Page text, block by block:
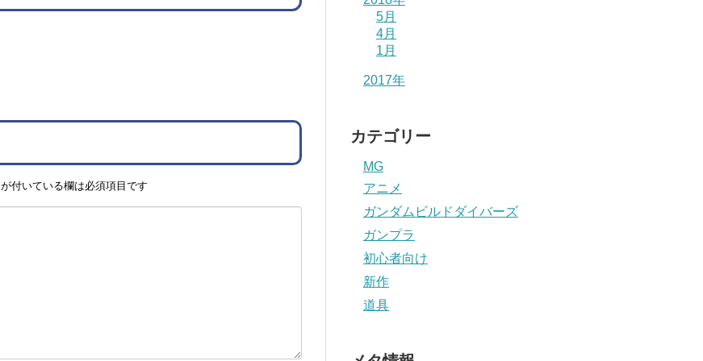
が付いている欄は必須項目です
5月
4月
1月
2017年
カテゴリー
MG
アニメ
ガンダムビルドダイバーズ
ガンプラ
初心者向け
新作
道具